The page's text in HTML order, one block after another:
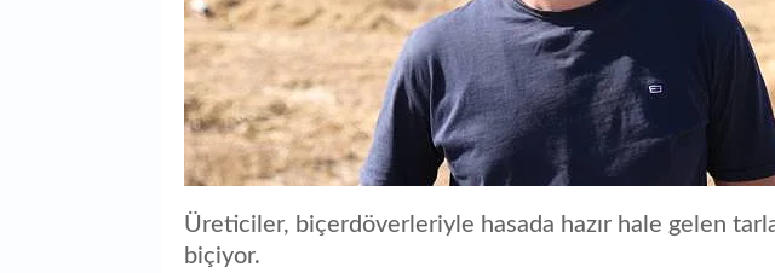
Üreticiler, biçerdöverleriyle hasada hazır hale gelen
biçiyor.